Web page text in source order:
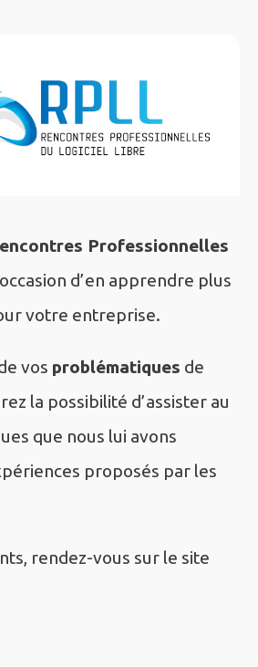
Professionnelles
d’en apprendre plus
votre entreprise.
vos problématiques de
la possibilité d’assister au
que nous lui avons
proposés par les
rendez-vous sur le site